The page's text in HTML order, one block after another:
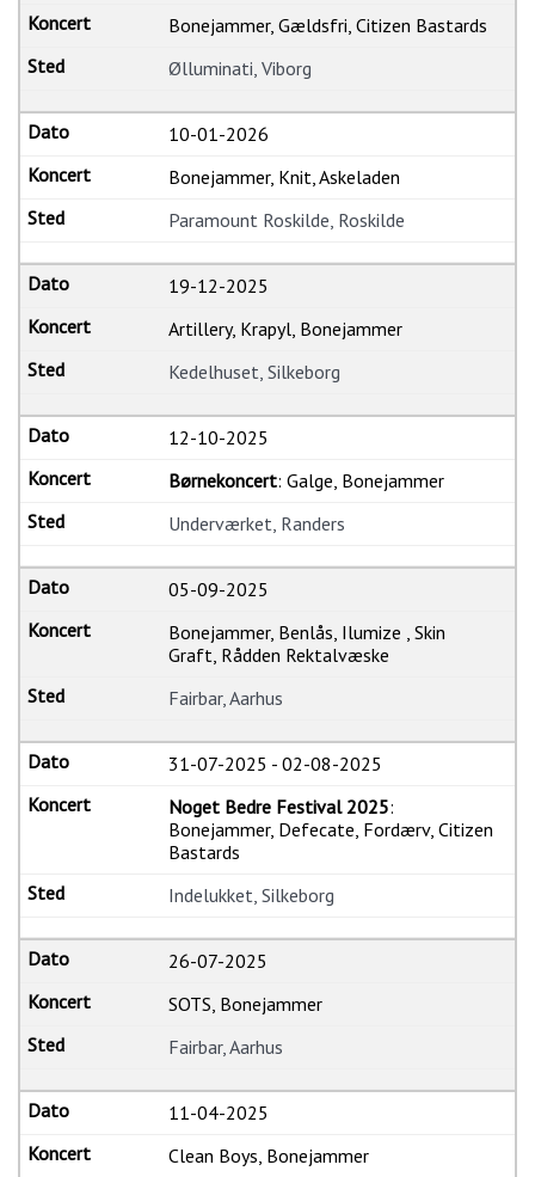
Bonejammer, Gældsfri, Citizen Bastards
Ølluminati, Viborg
10-01-2026
Bonejammer, Knit, Askeladen
Paramount Roskilde, Roskilde
19-12-2025
Artillery, Krapyl, Bonejammer
Kedelhuset, Silkeborg
12-10-2025
Børnekoncert: Galge, Bonejammer
Underværket, Randers
05-09-2025
Bonejammer, Benlås, Ilumize , Skin
Graft, Rådden Rektalvæske
Fairbar, Aarhus
31-07-2025 -02-08-2025
Noget Bedre Festival 2025:
Bonejammer, Defecate, Fordærv, Citizen
Bastards
Indelukket, Silkeborg
26-07-2025
SOTS, Bonejammer
Fairbar, Aarhus
11-04-2025
Clean Boys, Bonejammer